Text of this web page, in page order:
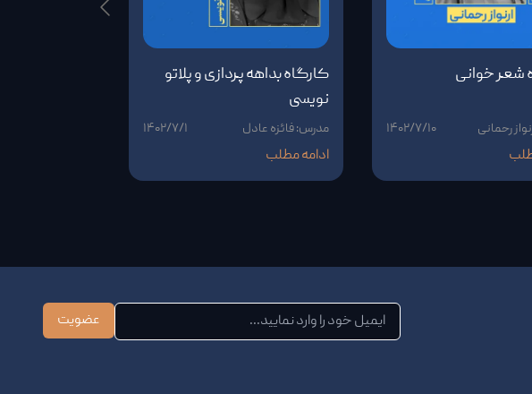
شعر خوانی
رحمانی ۱۴۰۲/۷/۱۰
کارگاه بداهه پردازی و پلاتو
نویسی
مدرس: فائزه عادل ۱۴۰۲/۷/۱
ادامه مطلب
عضویت